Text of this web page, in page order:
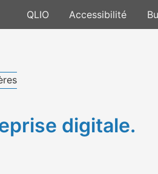
QLIO Accessibilité
digitale.